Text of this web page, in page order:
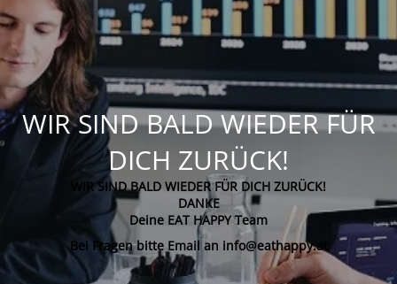
WIR SIND BALD WIEDER FÜR
DICH ZURÜCK!
WIR SIND BALD WIEDER FÜR DICH ZURÜCK!
DANKE
Deine EAT HAPPY Team
Bei Fragen bitte Email an info@eathappy.at